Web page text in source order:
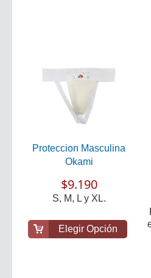
Proteccion Masculina
Okami
$9.190
S, M, L y XL.
Elegir Opción